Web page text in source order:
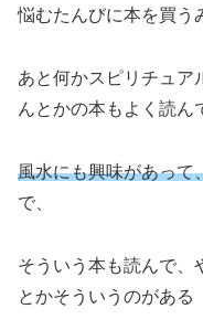
悩むたんびに本を買う
あと何かスピリチュア
んとかの本もよく読ん
風水にも興味があって
で、
そういう本も読んで、
とかそういうのがある